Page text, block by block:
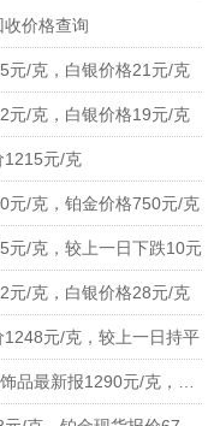
价格查询
元/克，白银价格21元/克
元/克，白银价格19元/克
1215元/克
元/克，铂金价格750元/克
元/克，较上一日下跌10元
元/克，白银价格28元/克
元/克，较上一日持平